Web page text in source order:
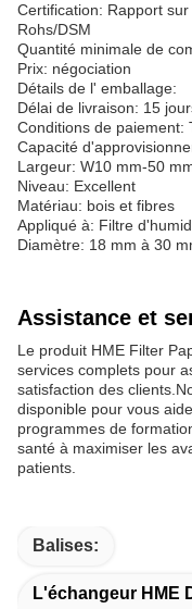
Certification: Rapport
Rohs/DSM
Quantité minimale de
Prix: négociation
Détails de l' emballage:
Délai de livraison: 15
Conditions de paiement:
Capacité
Largeur: W10 mm-50
Niveau: Excellent
Matériau: bois et fibres
Appliqué à: Filtre
Diamètre: 18 mm à 30
Assistance et
Le produit HME Filter
services complets pour
satisfaction des
disponible pour vous
programmes de
santé à maximiser les
patients.
Balises:
L'échangeur HME